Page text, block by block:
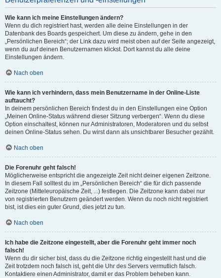
Wie kann ich meine Einstellungen ändern?
Wenn du dich registriert hast, werden alle deine Einstellungen in der
Datenbank des Boards gespeichert. Um diese zu ändern, gehe in den
„Persönlichen Bereich“; der Link dazu wird meist oben auf der Seite angezeigt,
wenn du auf deinen Benutzernamen klickst. Dort kannst du alle deine
Einstellungen ändern.
Nach oben
Wie kann ich verhindern, dass mein Benutzername in der Online-Liste
auftaucht?
In deinem persönlichen Bereich findest du in den Einstellungen eine Option
„Meinen Online-Status während dieser Sitzung verbergen“. Wenn du diese
Option einschaltest, können nur Administratoren, Moderatoren und du selbst
deinen Online-Status sehen. Du wirst dann als unsichtbarer Besucher gezählt.
Nach oben
Die Forenuhr geht falsch!
Möglicherweise entspricht die angezeigte Zeit nicht deiner eigenen Zeitzone.
In diesem Fall solltest du im „Persönlichen Bereich“ die für dich passende
Zeitzone (Mitteleuropäische Zeit, ...) festlegen. Die Zeitzone kann dabei nur
von registrierten Benutzern geändert werden. Wenn du noch nicht registriert
bist, ist dies ein guter Grund, dies jetzt zu tun.
Nach oben
Ich habe die Zeitzone eingestellt, aber die Forenuhr geht immer noch
falsch!
Wenn du dir sicher bist, dass du die Zeitzone richtig eingestellt hast und die
Zeit trotzdem noch falsch ist, geht die Uhr des Servers vermutlich falsch.
Kontaktiere einen Administrator, damit er das Problem beheben kann.